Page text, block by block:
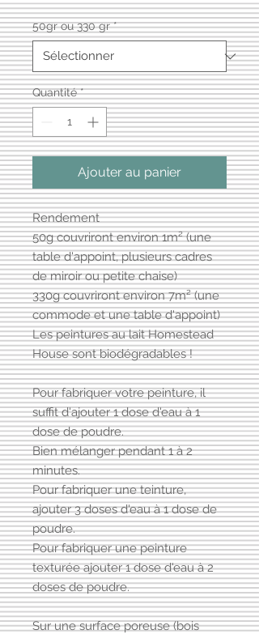
50gr ou 330 gr *
Quantité *
Ajouter au panier
Rendement
50g couvriront environ 1m² (une
table d'appoint, plusieurs cadres
de miroir ou petite chaise)
330g couvriront environ 7m² (une
commode et une table d'appoint)
Les peintures au lait Homestead
House sont biodégradables !
Pour fabriquer votre peinture, il
suffit d'ajouter 1 dose d'eau à 1
dose de poudre.
Bien mélanger pendant 1 à 2
minutes.
Pour fabriquer une teinture,
ajouter 3 doses d'eau à 1 dose de
poudre.
Pour fabriquer une peinture
texturée ajouter 1 dose d'eau à 2
doses de poudre.
Sur une surface poreuse (bois